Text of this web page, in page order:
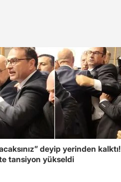
deyip yerinden kalktı!
tansiyon yükseldi